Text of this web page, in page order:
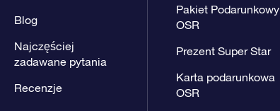
Blog
Najczęściej
zadawane pytania
Recenzje
Pakiet Podarunkowy
OSR
Prezent Super Star
Karta podarunkowa
OSR